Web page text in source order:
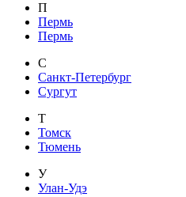
П
Пермь
Пермь
С
Санкт-Петербург
Сургут
Т
Томск
Тюмень
У
Улан-Удэ